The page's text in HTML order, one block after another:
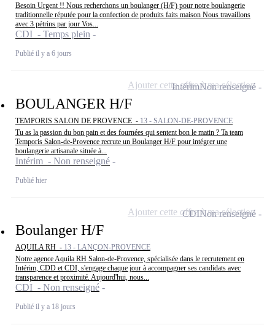
Besoin Urgent !! Nous recherchons un boulanger (H/F) pour notre boulangerie
traditionnelle réputée pour la confection de produits faits maison Nous travaillons
avec 3 pétrins par jour Vos...
CDI - Temps plein
Publié il y a 6 jours
BOULANGER H/F
TEMPORIS SALON DE PROVENCE - 13 - SALON-DE-PROVENCE
Tu as la passion du bon pain et des fournées qui sentent bon le matin ? Ta team
Temporis Salon-de-Provence recrute un Boulanger H/F pour intégrer une
boulangerie artisanale située à...
Intérim - Non renseigné
Publié hier
IntérimNon renseigné
Ajouter cette offre à ma sélection
Boulanger H/F
AQUILA RH - 13 - LANÇON-PROVENCE
Notre agence Aquila RH Salon-de-Provence, spécialisée dans le recrutement en
Intérim, CDD et CDI, s'engage chaque jour à accompagner ses candidats avec
transparence et proximité. Aujourd'hui, nous...
CDI - Non renseigné
Publié il y a 18 jours
CDINon renseigné
Ajouter cette offre à ma sélection